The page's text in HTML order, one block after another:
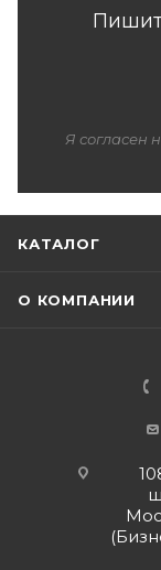
Я согласен
КАТАЛОГ
О КОМПАНИИ